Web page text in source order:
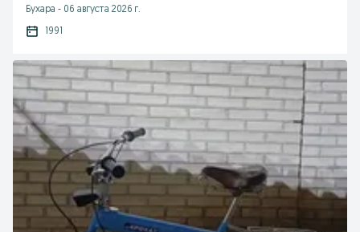
Бухара - 06 августа 2026 г.
1991